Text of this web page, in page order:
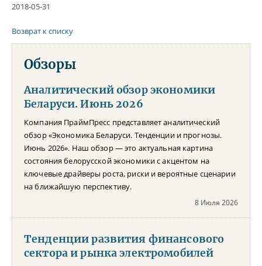
2018-05-31
Возврат к списку
Обзоры
Аналитический обзор экономики
Беларуси. Июнь 2026
Компания ПраймПресс представляет аналитический
обзор «Экономика Беларуси. Тенденции и прогнозы.
Июнь 2026». Наш обзор — это актуальная картина
состояния белорусской экономики с акцентом на
ключевые драйверы роста, риски и вероятные сценарии
на ближайшую перспективу.
8 Июля 2026
Тенденции развития финансового
сектора и рынка электромобилей